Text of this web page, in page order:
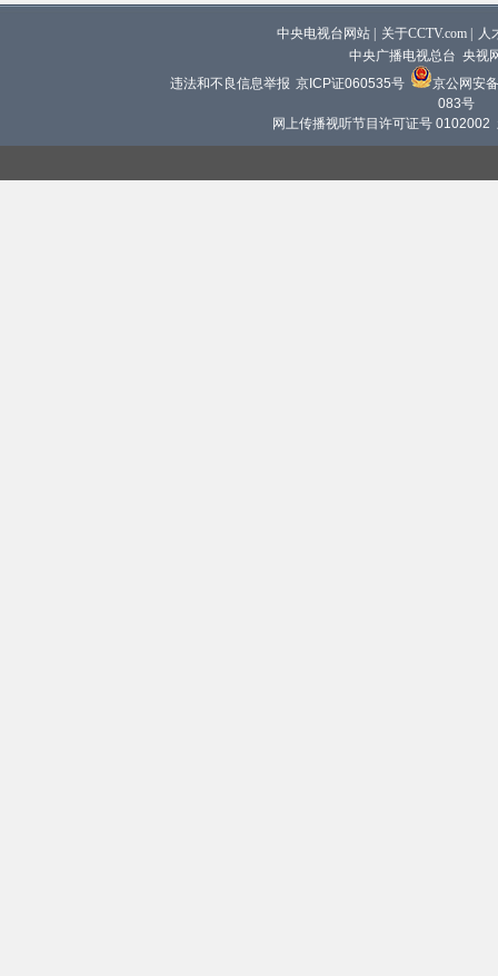
中央电视台网站 关于CCTV.com
人
中央广播电视总台 央视
违法和不良信息举报 京ICP证060535号
京公网安
083号
网上传播视听节目许可证号